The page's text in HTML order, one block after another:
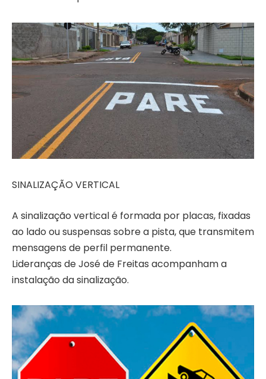
SINALIZAÇÃO VERTICAL
A sinalização vertical é formada por placas, fixadas
ao lado ou suspensas sobre a pista, que transmitem
mensagens de perfil permanente.
Lideranças de José de Freitas acompanham a
instalação da sinalização.